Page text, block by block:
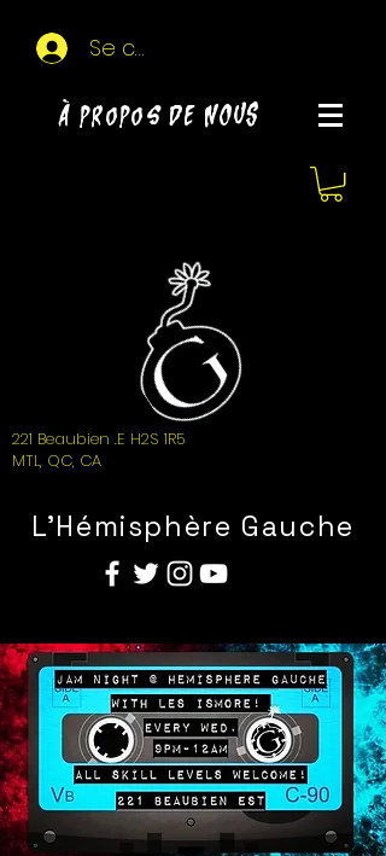
Se connecter
À propos de NOUS
221 Beaubien .E H2S 1R5
MTL, QC, CA
L'Hémisphère Gauche